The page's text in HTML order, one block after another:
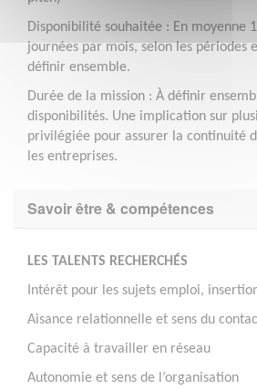
Disponibilité souhaitée : En moyenne
journées par mois, selon les périodes
définir ensemble.
Durée de la mission : À définir
disponibilités. Une implication sur
privilégiée pour assurer la continuité
les entreprises.
Savoir être & compétences
LES TALENTS RECHERCHÉS
Intérêt pour les sujets emploi,
Aisance relationnelle et sens du
Capacité à travailler en réseau
Autonomie et sens de l’organisation